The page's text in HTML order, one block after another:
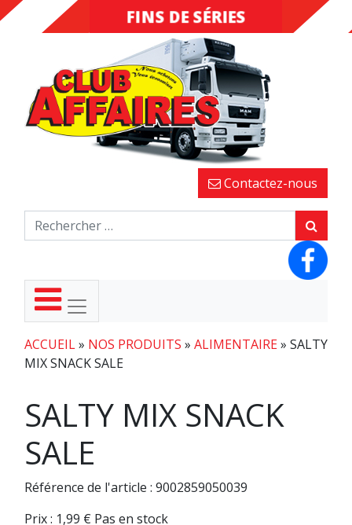
DESTOCKAGE
FINS DE SÉRIES
Contactez-nous
ACCUEIL» NOS PRODUITS » ALIMENTAIRE» SALTY
MIX SNACK SALE
SALTY MIX SNACK
SALE
Référence de l'article : 9002859050039
Prix : 1,99 € Pas en stock